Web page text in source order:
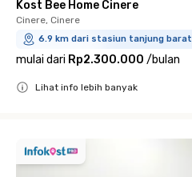
Kost Bee Home Cinere
Cinere, Cinere
6.9 km dari stasiun tanjung barat
mulai dari Rp2.300.000 /bulan
Lihat info lebih banyak